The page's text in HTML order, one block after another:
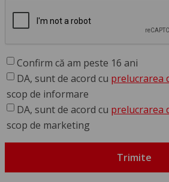
Confirm că am peste 16 ani
DA, sunt de acord cu prelucrarea
scop de informare
DA, sunt de acord cu prelucrarea
scop de marketing
Trimite